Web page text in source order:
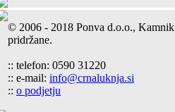
© 2006 - 2018 Ponva d.o.o.,
pridržane.
:: telefon: 0590 31220
:: e-mail: info@crnaluknja.si
:: o podjetju